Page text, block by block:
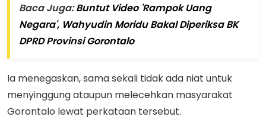
Baca Juga:Buntut Video 'Rampok Uang
Negara', Wahyudin Moridu Bakal Diperiksa BK
DPRD Provinsi Gorontalo
Ia menegaskan, sama sekali tidak ada niat untuk
menyinggung ataupun melecehkan masyarakat
Gorontalo lewat perkataan tersebut.